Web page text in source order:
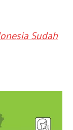
Sudah